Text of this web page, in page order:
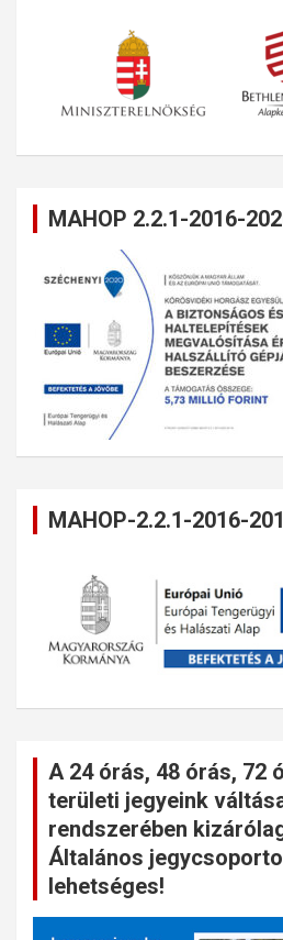
MAHOP 2.2.1-2016-
MAHOP-2.2.1-2016-
A 24 órás, 48 órás, 72
területi jegyeink
rendszerében
Általános
lehetséges!